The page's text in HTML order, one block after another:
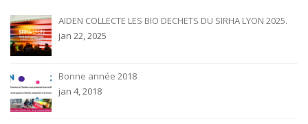
AIDEN COLLECTE LES BIO DECHETS DU SIRHA LYON 2025.
jan 22, 2025
Bonne année 2018
jan 4, 2018